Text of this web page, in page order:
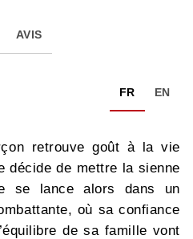
AVIS
FR EN
retrouve goût à la vie
décide de mettre la sienne
se lance alors dans un
où sa confiance
de sa famille vont